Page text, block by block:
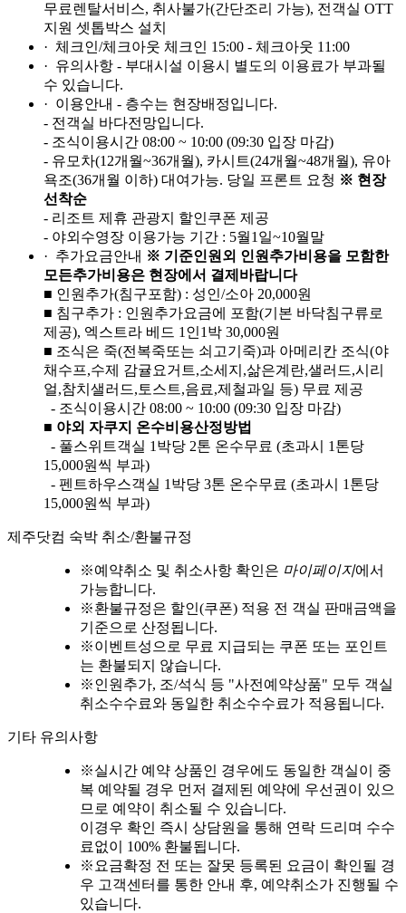
무료렌탈서비스, 취사불가(간단조리 가능), 전객실 OTT
지원 셋톱박스 설치
· 체크인/체크아웃 체크인 15:00 - 체크아웃 11:00
· 유의사항 - 부대시설 이용시 별도의 이용료가 부과될
수 있습니다.
· 이용안내 - 층수는 현장배정입니다.
- 전객실 바다전망입니다.
- 조식이용시간 08:00 ~ 10:00 (09:30 입장 마감)
- 유모차(12개월~36개월), 카시트(24개월~48개월), 유아
욕조(36개월 이하) 대여가능. 당일 프론트 요청 ※ 현장
선착순
- 리조트 제휴 관광지 할인쿠폰 제공
- 야외수영장 이용가능 기간 : 5월1일~10월말
· 추가요금안내 ※ 기준인원외 인원추가비용을 모함한
모든추가비용은 현장에서 결제바랍니다
■ 인원추가(침구포함) : 성인/소아 20,000원
■ 침구추가 : 인원추가요금에 포함(기본 바닥침구류로
제공), 엑스트라 베드 1인1박 30,000원
■ 조식은 죽(전복죽또는 쇠고기죽)과 아메리칸 조식(야
채수프,수제 감귤요거트,소세지,삶은계란,샐러드,시리
얼,참치샐러드,토스트,음료,제철과일 등) 무료 제공
- 조식이용시간 08:00 ~ 10:00 (09:30 입장 마감)
■ 야외 자쿠지 온수비용산정방법
- 풀스위트객실 1박당 2톤 온수무료 (초과시 1톤당
15,000원씩 부과)
- 펜트하우스객실 1박당 3톤 온수무료 (초과시 1톤당
15,000원씩 부과)
제주닷컴 숙박 취소/환불규정
※예약취소 및 취소사항 확인은 마이페이지에서
가능합니다.
※환불규정은 할인(쿠폰) 적용 전 객실 판매금액을
기준으로 산정됩니다.
※이벤트성으로 무료 지급되는 쿠폰 또는 포인트
는 환불되지 않습니다.
※인원추가, 조/석식 등 "사전예약상품" 모두 객실
취소수수료와 동일한 취소수수료가 적용됩니다.
기타 유의사항
※실시간 예약 상품인 경우에도 동일한 객실이 중
복 예약될 경우 먼저 결제된 예약에 우선권이 있으
므로 예약이 취소될 수 있습니다.
이경우 확인 즉시 상담원을 통해 연락 드리며 수수
료없이 100% 환불됩니다.
※ 요금확정 전 또는 잘못 등록된 요금이 확인될 경
우 고객센터를 통한 안내 후, 예약취소가 진행될 수
있습니다.